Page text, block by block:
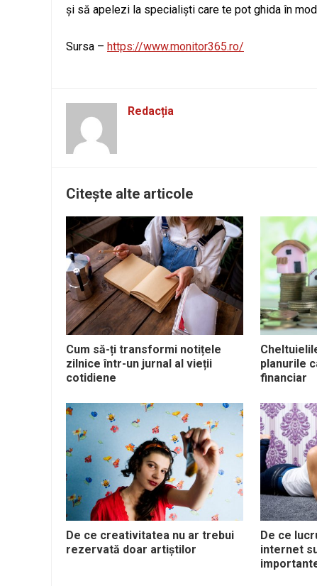
și să apelezi la specialiști care te pot ghida în
Sursa – https://www.monitor365.ro/
Redacția
Citește alte articole
Cum să-ți transformi notițele
zilnice într-un jurnal al vieții
cotidiene
planurile
financiar
De ce creativitatea nu ar trebui
rezervată doar artiștilor
De ce
internet